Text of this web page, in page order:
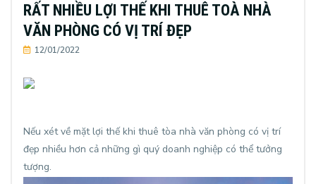
RẤT NHIỀU LỢI THẾ KHI THUÊ TOÀ NHÀ
VĂN PHÒNG CÓ VỊ TRÍ ĐẸP
12/01/2022
Nếu xét về mặt lợi thế khi thuê tòa nhà văn phòng có vị trí
đẹp nhiều hơn cả những gì quý doanh nghiệp có thể tưởng
tượng.